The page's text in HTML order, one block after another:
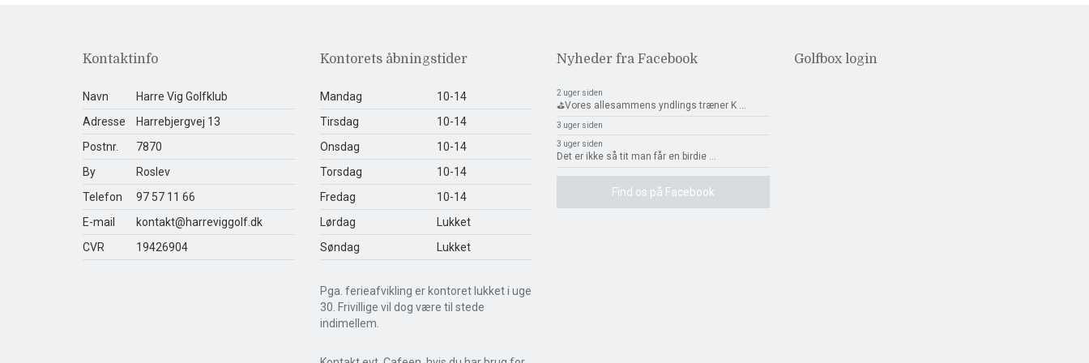
Kontaktinfo
Navn
Harre Vig Golfklub
Adresse
Harrebjergvej 13
Postnr.
7870
By
Roslev
Telefon
97 57 11 66
E-mail
kontakt@harreviggolf.dk
CVR
19426904
Kontorets åbningstider
Mandag
10-14
Tirsdag
10-14
Onsdag
10-14
Torsdag
10-14
Fredag
10-14
Lørdag
Lukket
Søndag
Lukket
Pga. ferieafvikling er kontoret lukket i uge
30. Frivillige vil dog være til stede
indimellem.
Nyheder fra Facebook
2 uger siden
⛳️Vores allesammens yndlings træner K ...
3 uger siden
3 uger siden
Det er ikke så tit man får en birdie ...
Find os på Facebook
Golfbox login